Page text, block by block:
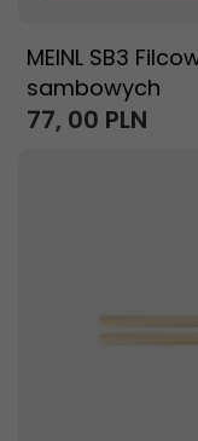
MEINL SB3
sambowych
77, 00 PLN